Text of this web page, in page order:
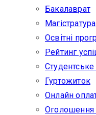
Бакалаврат
Магістратура
Освітні
Рейтинг
Гуртожиток
Онлайн
Оголошення